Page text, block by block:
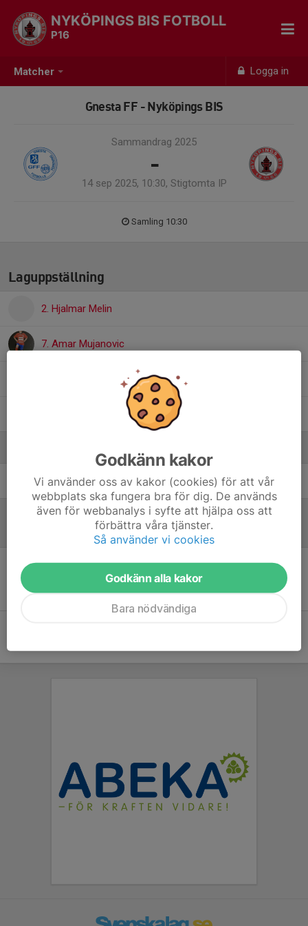
Matcher Logga in
NYKÖPINGS BIS FOTBOLL
P16
Gnesta FF - Nyköpings BIS
Sammandrag 2025
-
14 sep 2025, 10:30, Stigtomta IP
Samling 10:30
Laguppställning
2. Hjalmar Melin
7. Amar Mujanovic
André Lundmark Tränare
Inget referat skrivet
Godkänn kakor
Vi använder oss av kakor (cookies) för att vår
webbplats ska fungera bra för dig. De används
även för webbanalys i syfte att hjälpa oss att
förbättra våra tjänster.
Så använder vi cookies
Godkänn alla kakor
Bara nödvändiga